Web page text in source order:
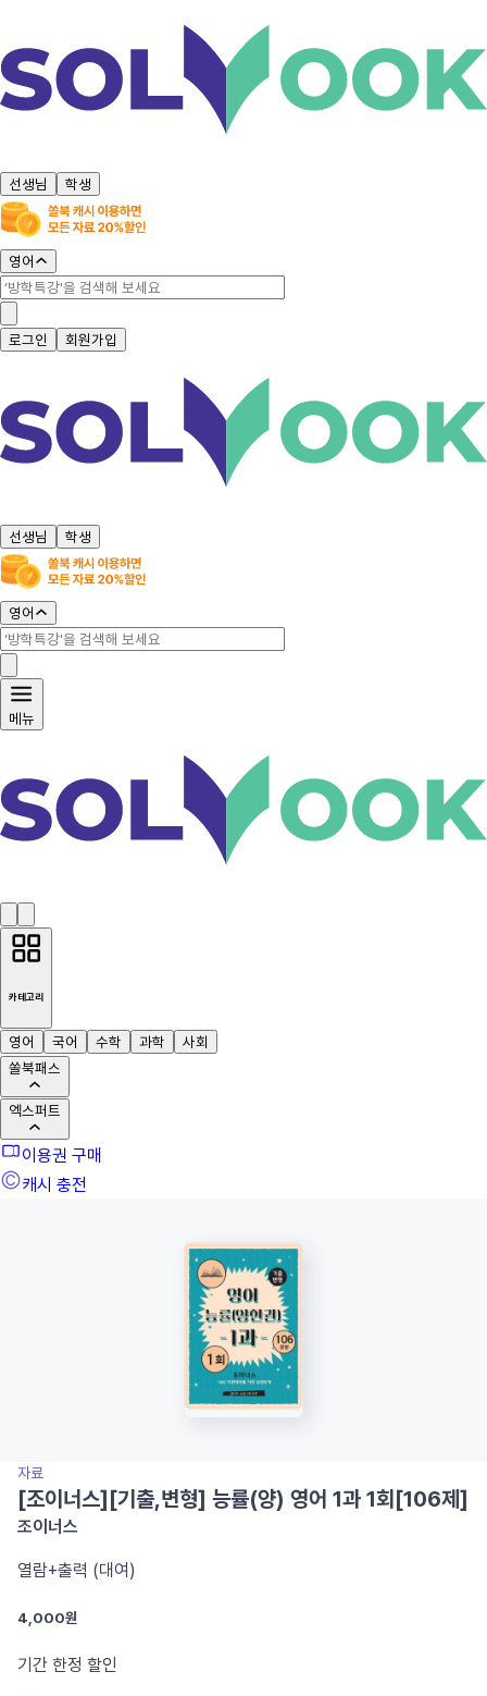
선생님 학생
영어
로그인 회원가입
선생님 학생
영어
메뉴
카테고리
영어 국어 수학 과학
사회
쏠북패스
엑스퍼트
이용권 구매
캐시 충전
자료
[조이너스][기출,변형] 능률(양) 영어 1과 1회[106제]
조이너스
열람+출력 (대여)
4,000원
기간 한정 할인